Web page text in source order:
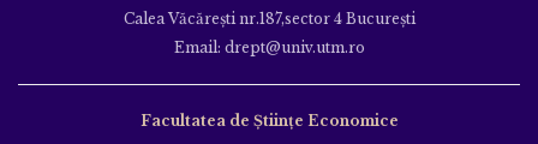
Calea Văcăreşti nr.187,sector 4 Bucureşti
Email: drept@univ.utm.ro
Facultatea de Științe Economice